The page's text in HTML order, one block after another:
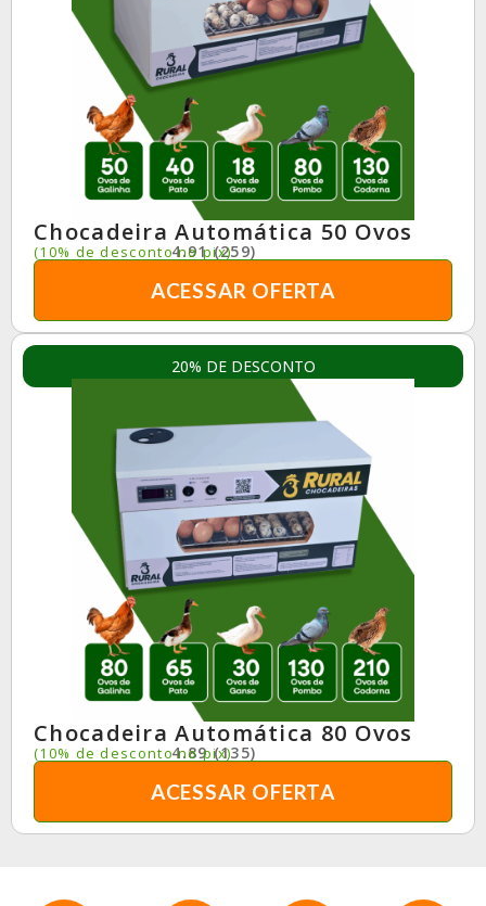
Chocadeira Automática 50 Ovos
4.91 (259)
(10% de desconto no pix)
ACESSAR OFERTA
20% DE DESCONTO
Chocadeira Automática 80 Ovos
4.89 (135)
(10% de desconto no pix)
ACESSAR OFERTA